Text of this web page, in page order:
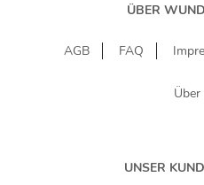
ÜBER
AGB FAQ
Über
UNSER